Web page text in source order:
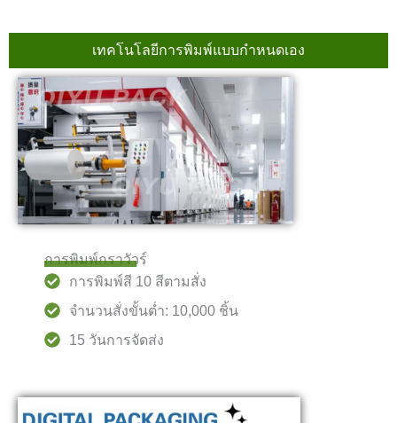
เทคโนโลยีการพิมพ์แบบกำหนดเอง
การพิมพ์กราวัวร์
การพิมพ์สี 10 สีตามสั่ง
จำนวนสั่งขั้นต่ำ: 10,000 ชิ้น
15 วันการจัดส่ง